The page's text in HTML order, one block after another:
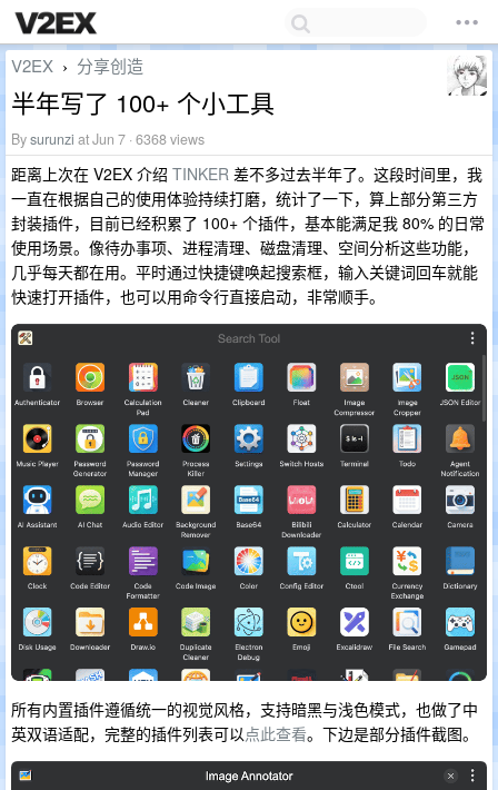
V2EX › 分享创造
半年写了 100+ 个小工具
Bysurunzi at Jun 7 · 6368 views
距离上次在 V2EX 介绍 TINKER 差不多过去半年了。这段时间里，我
一直在根据自己的使用体验持续打磨，统计了一下，算上部分第三方
封装插件，目前已经积累了 100+ 个插件，基本能满足我 80% 的日常
使用场景。像待办事项、进程清理、磁盘清理、空间分析这些功能，
几乎每天都在用。平时通过快捷键唤起搜索框，输入关键词回车就能
快速打开插件，也可以用命令行直接启动，非常顺手。
所有内置插件遵循统一的视觉风格，支持暗黑与浅色模式，也做了中
英双语适配，完整的插件列表可以点此查看。下边是部分插件截图。